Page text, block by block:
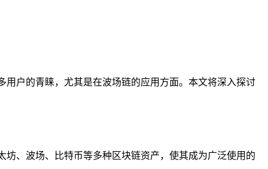
户的青睐，尤其是在波场链的应用方面。本文将深入探讨
、波场、比特币等多种区块链资产，使其成为广泛使用的